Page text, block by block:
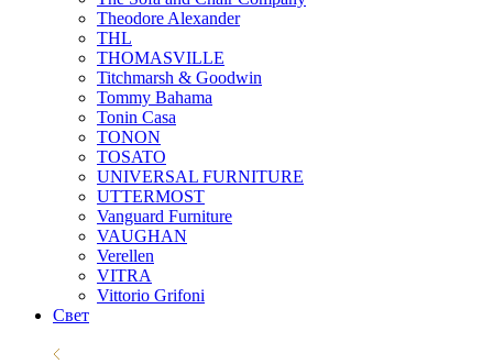
Theodore Alexander
THL
THOMASVILLE
Titchmarsh & Goodwin
Tommy Bahama
Tonin Casa
TONON
TOSATO
UNIVERSAL FURNITURE
UTTERMOST
Vanguard Furniture
VAUGHAN
Verellen
VITRA
Vittorio Grifoni
Свет